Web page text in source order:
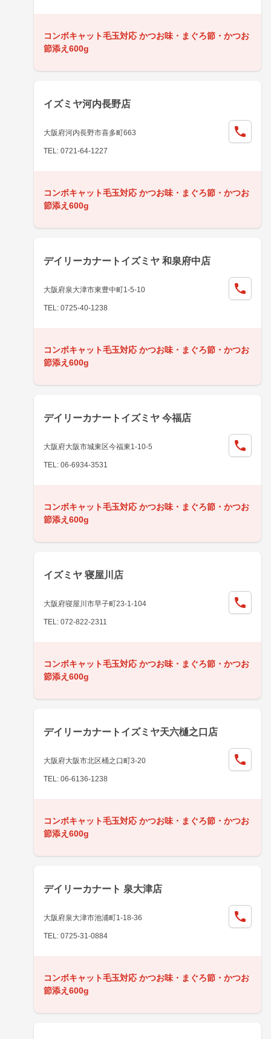
コンボキャット毛玉対応 かつお味・まぐろ節・かつお
節添え600g
イズミヤ河内長野店
大阪府河内長野市喜多町663
TEL: 0721-64-1227
コンボキャット毛玉対応 かつお味・まぐろ節・かつお
節添え600g
デイリーカナートイズミヤ 和泉府中店
大阪府泉大津市東豊中町1-5-10
TEL: 0725-40-1238
コンボキャット毛玉対応 かつお味・まぐろ節・かつお
節添え600g
デイリーカナートイズミヤ 今福店
大阪府大阪市城東区今福東1-10-5
TEL: 06-6934-3531
コンボキャット毛玉対応 かつお味・まぐろ節・かつお
節添え600g
イズミヤ 寝屋川店
大阪府寝屋川市早子町23-1-104
TEL: 072-822-2311
コンボキャット毛玉対応 かつお味・まぐろ節・かつお
節添え600g
デイリーカナートイズミヤ天六樋之口店
大阪府大阪市北区桶之口町3-20
TEL: 06-6136-1238
コンボキャット毛玉対応 かつお味・まぐろ節・かつお
節添え600g
デイリーカナート 泉大津店
大阪府泉大津市池浦町1-18-36
TEL: 0725-31-0884
コンボキャット毛玉対応 かつお味・まぐろ節・かつお
節添え600g